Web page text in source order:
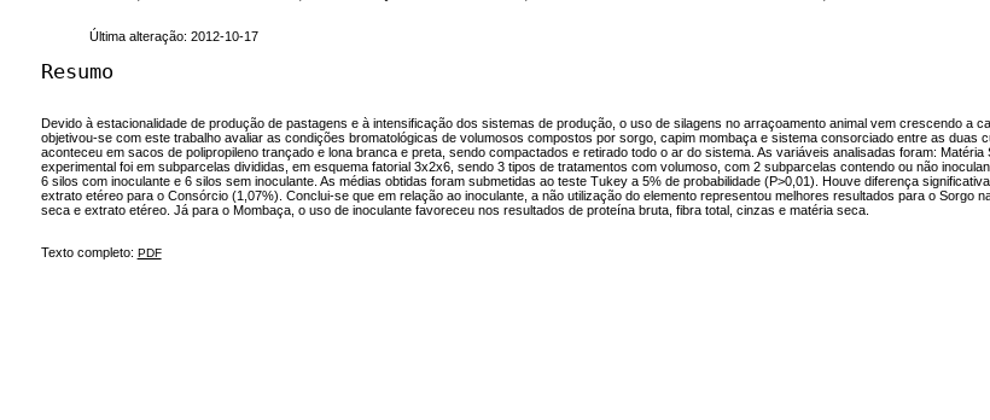
Última alteração: 2012-10-17
Resumo
Devido à estacionalidade de produção de pastagens e à intensificação dos sistemas de produção, o uso de silagens no arraçoamento animal vem crescendo a
objetivou-se com este trabalho avaliar as condições bromatológicas de volumosos compostos por sorgo, capim mombaça e sistema consorciado entre as duas
aconteceu em sacos de polipropileno trançado e lona branca e preta, sendo compactados e retirado todo o ar do sistema. As variáveis analisadas foram:
experimental foi em subparcelas divididas, em esquema fatorial 3x2x6, sendo 3 tipos de tratamentos com volumoso, com 2 subparcelas contendo ou não
6 silos com inoculante e 6 silos sem inoculante. As médias obtidas foram submetidas ao teste Tukey a 5% de probabilidade (P>0,01). Houve diferença
extrato etéreo para o Consórcio (1,07%). Conclui-se que em relação ao inoculante, a não utilização do elemento representou melhores resultados para o
seca e extrato etéreo. Já para o Mombaça, o uso de inoculante favoreceu nos resultados de proteína bruta, fibra total, cinzas e matéria seca.
Texto completo: PDF